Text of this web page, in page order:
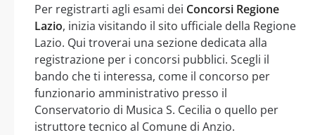
Per registrarti agli esami dei Concorsi Regione
Lazio, inizia visitando il sito ufficiale della Regione
Lazio. Qui troverai una sezione dedicata alla
registrazione per i concorsi pubblici. Scegli il
bando che ti interessa, come il concorso per
funzionario amministrativo presso il
Conservatorio di Musica S. Cecilia o quello per
istruttore tecnico al Comune di Anzio.